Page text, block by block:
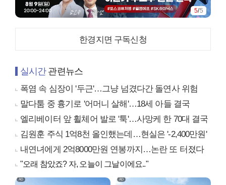
5/5
한경지면 구독신청
실시간관련뉴스
폭염 속 심장이 '두근'…그냥 넘겼다간 돌연사 위험
말다툼 중 흉기로 '어머니 살해'…18세 아들 결국
엘리베이터 앞 휠체어 발로 '툭'…사망케 한 70대 결국
김원훈 주식 1억8천 올인했는데…현실은 '-2,400만원'
내연녀에게 2억8000만원 연봉까지…논란 또 터졌다
"오래 참았죠? 자, 오늘이 그날이에요.."